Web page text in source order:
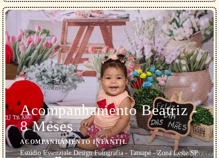
Acompanhamento Beatriz -
8 Meses
ACOMPANHAMENTO INFANTIL
Estúdio Essenziale Design Fotografia - Tatuapé - Zona Leste/SP